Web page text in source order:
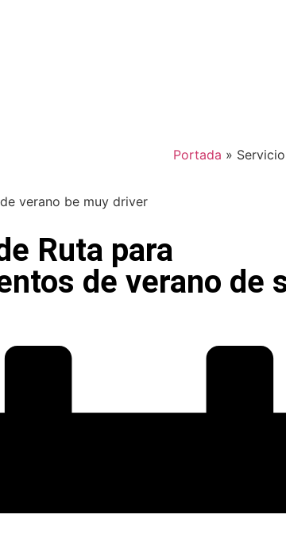
Portada »
Ruta para
de verano de